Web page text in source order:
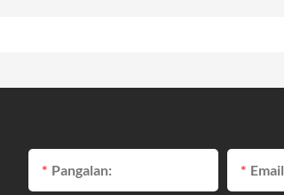
Pangalan: Email